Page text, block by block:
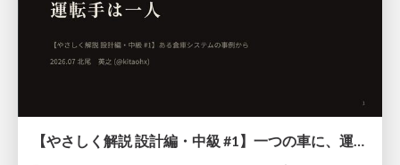
【やさしく解説 設計編・中級 #1】一つの車に、運転手は一人 ～ある倉庫システムの事例から～